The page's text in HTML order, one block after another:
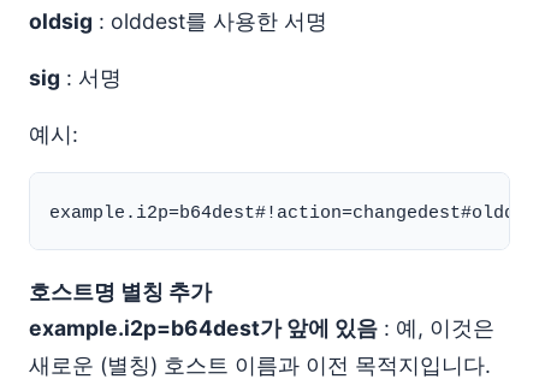
oldsig : olddest를 사용한 서명
sig : 서명
예시:
호스트명 별칭 추가
example.i2p=b64dest가 앞에 있음 : 예, 이것은
새로운 (별칭) 호스트 이름과 이전 목적지입니다.